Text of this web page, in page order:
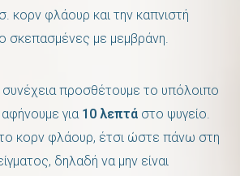
κορν φλάουρ και την καπνιστή
σκεπασμένες με μεμβράνη.
προσθέτουμε το υπόλοιπο
για 10 λεπτά στο ψυγείο.
κορν φλάουρ, έτσι ώστε πάνω στη
δηλαδή να μην είναι